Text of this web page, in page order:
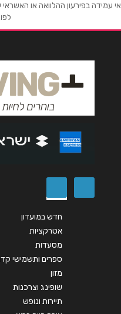
הודעה*
אי עמידה בפירעון ההלוואה או האשראי
חדש במועדון
אטרקציות
מסעדות
ספרים ותשמישי
מזון
שופינג וצרכנות
תיירות ונופש